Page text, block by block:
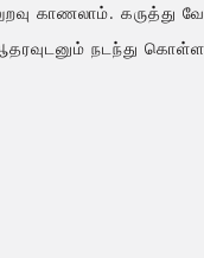
காணலாம். கருத்து
நடந்து